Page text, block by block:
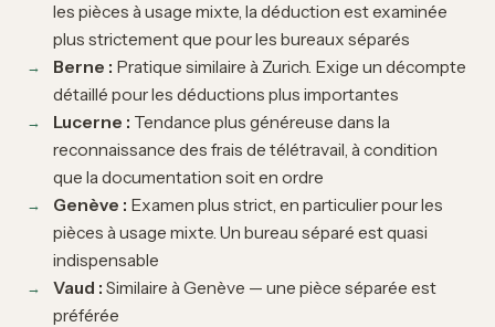
les pièces à usage mixte, la déduction est examinée
plus strictement que pour les bureaux séparés
Berne : Pratique similaire à Zurich. Exige un décompte
détaillé pour les déductions plus importantes
Lucerne : Tendance plus généreuse dans la
reconnaissance des frais de télétravail, à condition
que la documentation soit en ordre
Genève : Examen plus strict, en particulier pour les
pièces à usage mixte. Un bureau séparé est quasi
indispensable
Vaud : Similaire à Genève — une pièce séparée est
préférée